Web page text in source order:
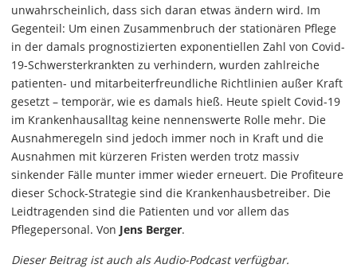
unwahrscheinlich, dass sich daran etwas ändern wird. Im
Gegenteil: Um einen Zusammenbruch der stationären Pflege
in der damals prognostizierten exponentiellen Zahl von Covid-
19-Schwersterkrankten zu verhindern, wurden zahlreiche
patienten- und mitarbeiterfreundliche Richtlinien außer Kraft
gesetzt – temporär, wie es damals hieß. Heute spielt Covid-19
im Krankenhausalltag keine nennenswerte Rolle mehr. Die
Ausnahmeregeln sind jedoch immer noch in Kraft und die
Ausnahmen mit kürzeren Fristen werden trotz massiv
sinkender Fälle munter immer wieder erneuert. Die Profiteure
dieser Schock-Strategie sind die Krankenhausbetreiber. Die
Leidtragenden sind die Patienten und vor allem das
Pflegepersonal. Von Jens Berger.
Dieser Beitrag ist auch als Audio-Podcast verfügbar.